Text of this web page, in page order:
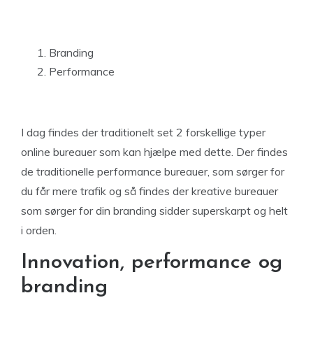
Branding
Performance
I dag findes der traditionelt set 2 forskellige typer
online bureauer som kan hjælpe med dette. Der findes
de traditionelle performance bureauer, som sørger for
du får mere trafik og så findes der kreative bureauer
som sørger for din branding sidder superskarpt og helt
i orden.
Innovation, performance og
branding